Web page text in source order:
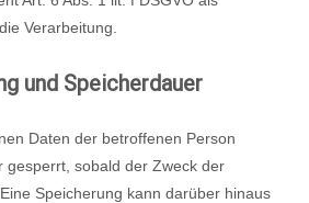
Verarbeitung.
und Speicherdauer
Daten der betroffenen Person
gesperrt, sobald der Zweck der
Speicherung kann darüber hinaus